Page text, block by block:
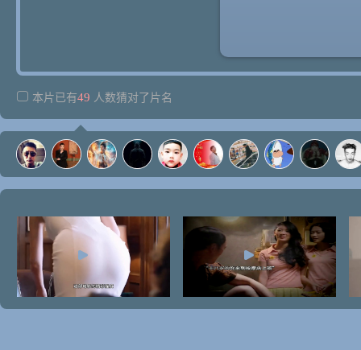
本片已有49 人数猜对了片名